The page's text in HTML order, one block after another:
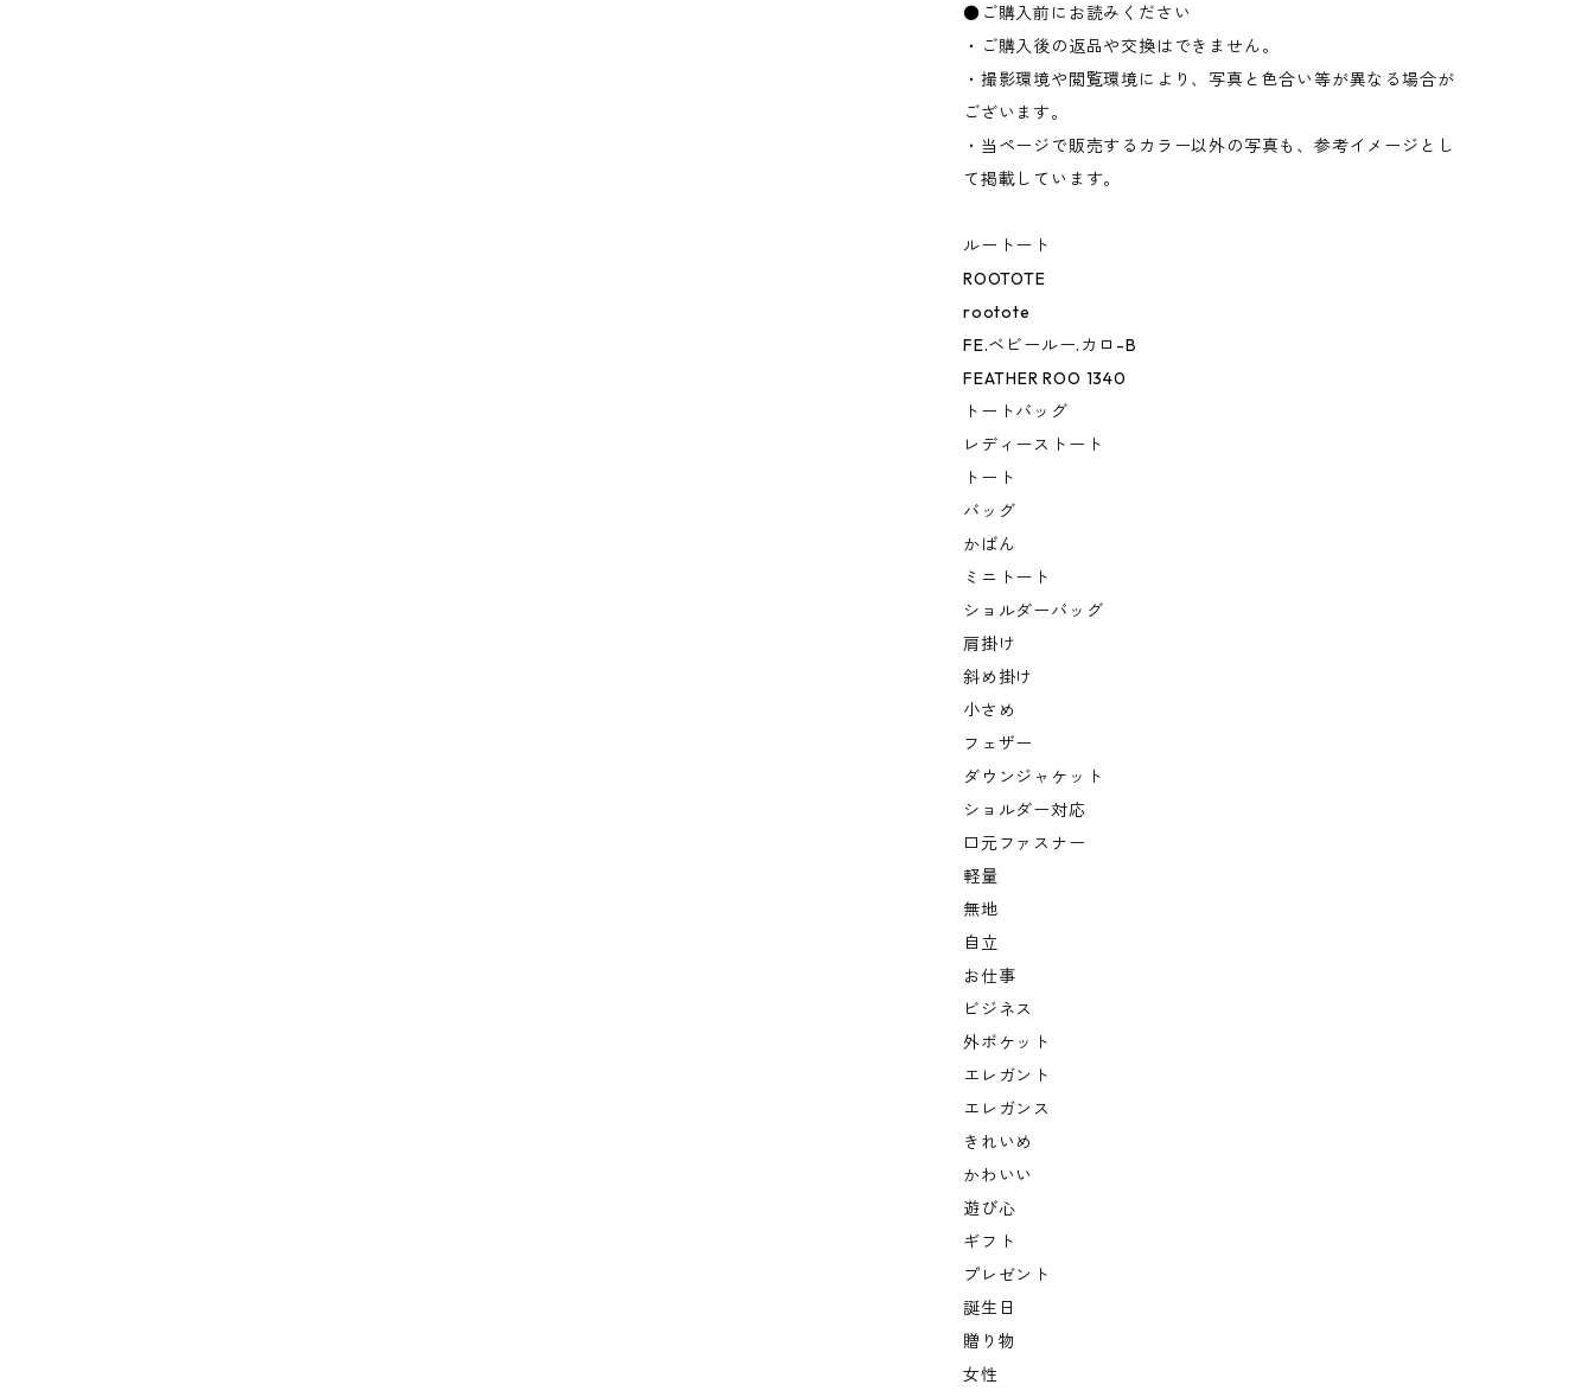
●ご購入前にお読みください
・ご購入後の返品や交換はできません。
・撮影環境や閲覧環境により、写真と色合い等が異なる場合が
ございます。
・当ページで販売するカラー以外の写真も、参考イメージとし
て掲載しています。
ルートート
ROOTOTE
rootote
FE.ベビールー.カロ-B
FEATHER ROO 1340
トートバッグ
レディーストート
トート
バッグ
かばん
ミニトート
ショルダーバッグ
肩掛け
斜め掛け
小さめ
フェザー
ダウンジャケット
ショルダー対応
口元ファスナー
軽量
無地
自立
お仕事
ビジネス
外ポケット
エレガント
エレガンス
きれいめ
かわいい
遊び心
ギフト
プレゼント
誕生日
贈り物
女性